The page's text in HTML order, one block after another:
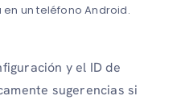
un teléfono Android.
y el ID de
sugerencias si